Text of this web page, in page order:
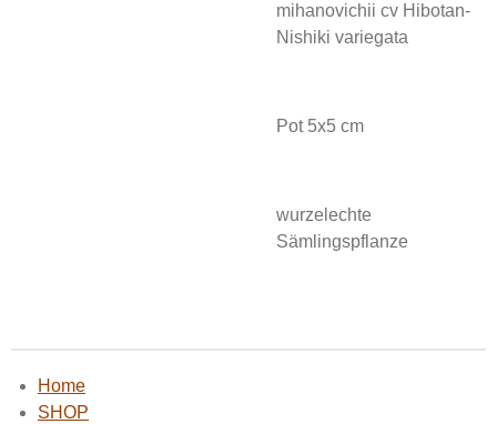
mihanovichii cv Hibotan-
Nishiki variegata
Pot 5x5 cm
wurzelechte
Sämlingspflanze
Home
SHOP